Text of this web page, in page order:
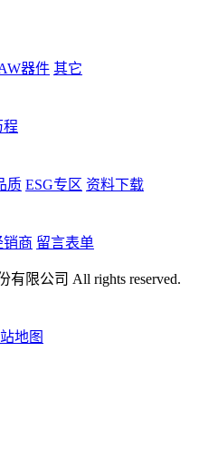
器件 其它
程
质 ESG专区 资料下载
销商 留言表单
有限公司 All rights reserved.
地图